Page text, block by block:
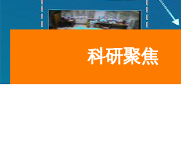
科研聚焦